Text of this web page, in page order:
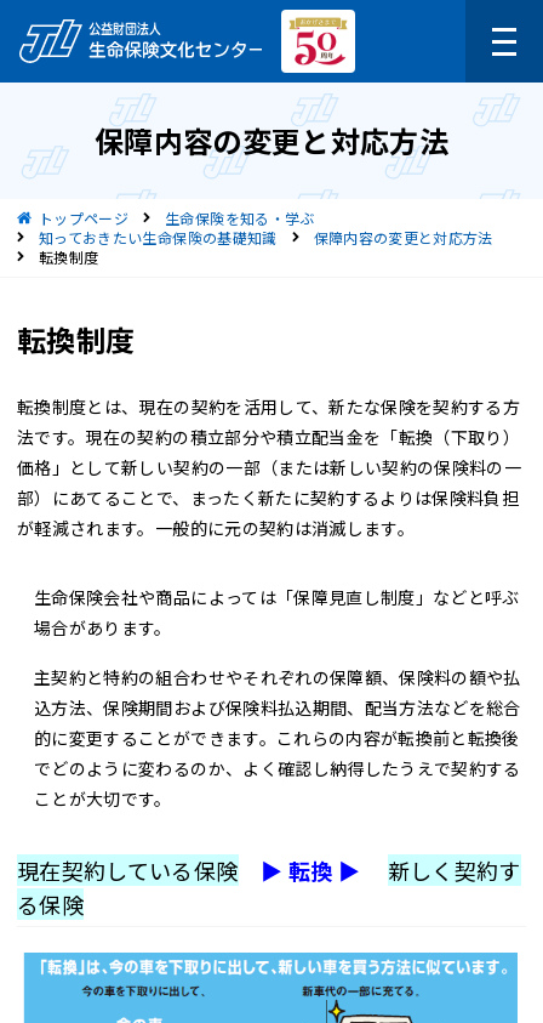
保障内容の変更と対応方法
現在位置トップページ
生命保険を知る・学ぶ
知っておきたい生命保険の基礎知識
保障内容の変更と対応方法
転換制度
転換制度
転換制度とは、現在の契約を活用して、新たな保険を契約する方
法です。現在の契約の積立部分や積立配当金を「転換（下取り）
価格」として新しい契約の一部（または新しい契約の保険料の一
部）にあてることで、まったく新たに契約するよりは保険料負担
が軽減されます。一般的に元の契約は消滅します。
生命保険会社や商品によっては「保障見直し制度」などと呼ぶ
場合があります。
主契約と特約の組合わせやそれぞれの保障額、保険料の額や払
込方法、保険期間および保険料払込期間、配当方法などを総合
的に変更することができます。これらの内容が転換前と転換後
でどのように変わるのか、よく確認し納得したうえで契約する
ことが大切です。
現在契約している保険 ▶ 転換 ▶
新しく契約す
る保険